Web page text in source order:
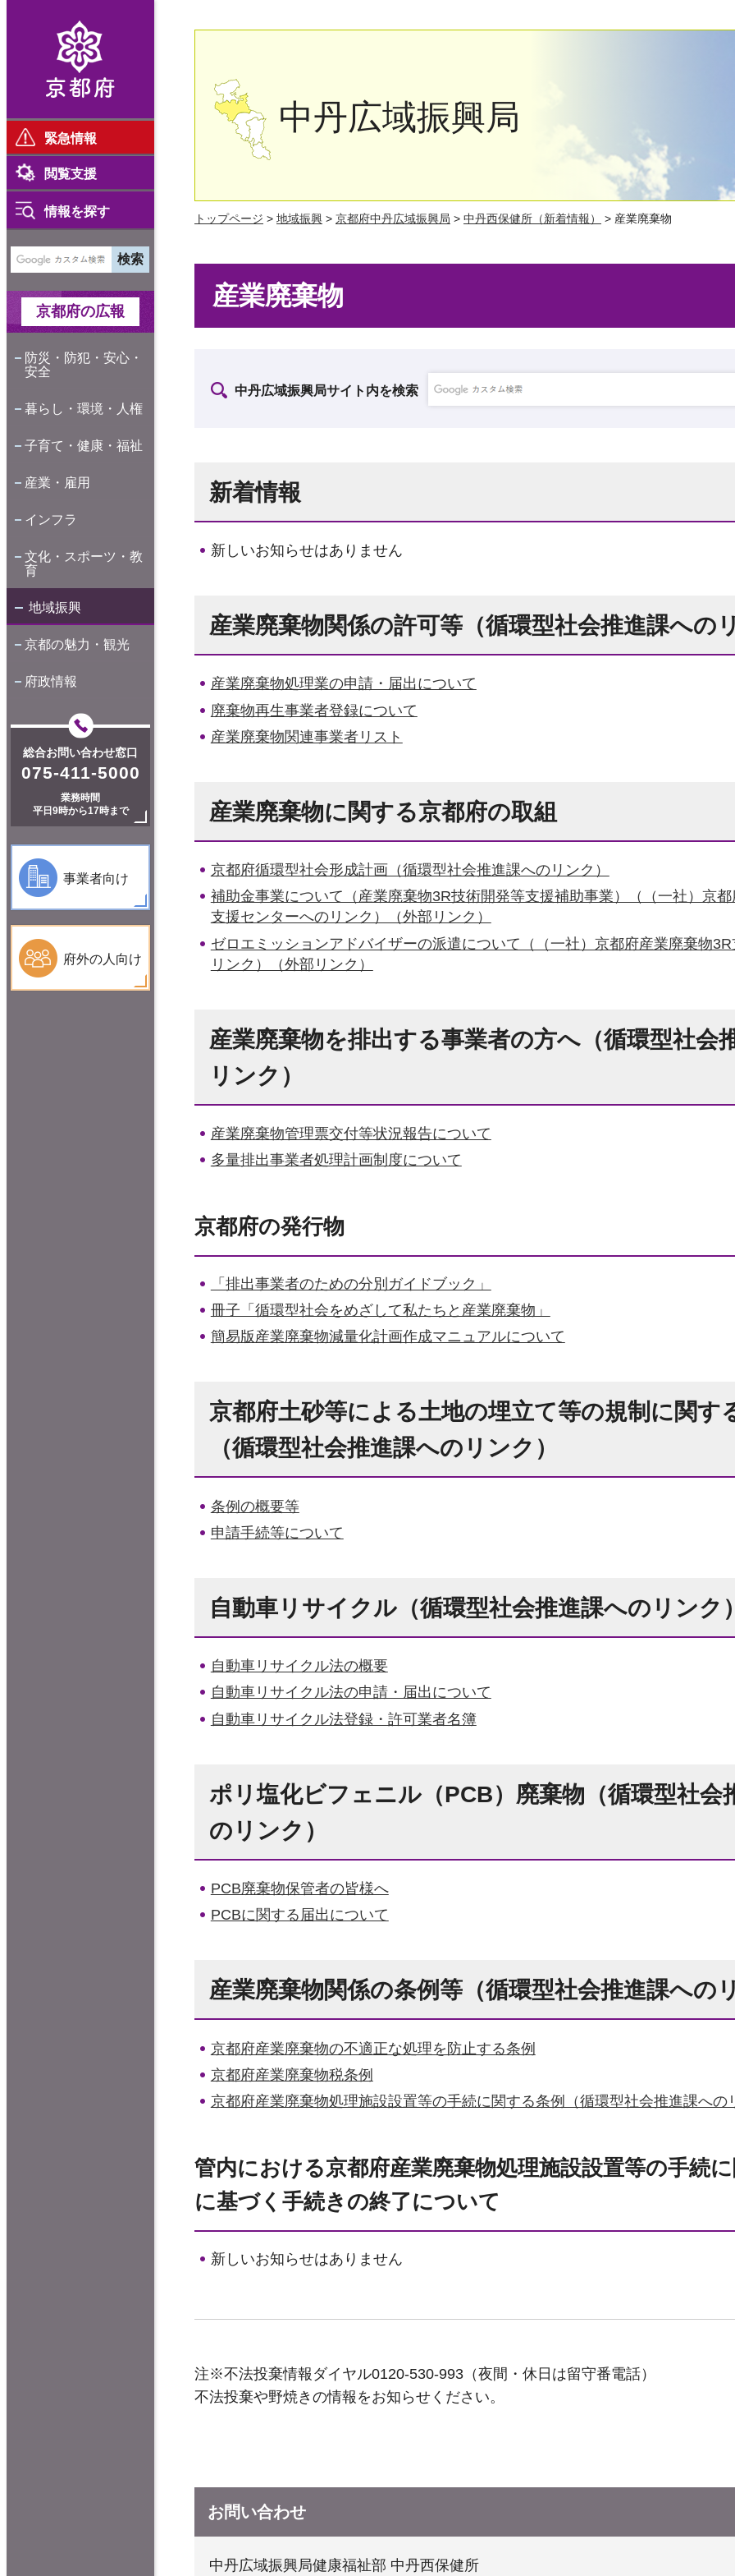
緊急情報
閲覧支援
情報を探す
京都府の広報
防災・防犯・安心・
安全
暮らし・環境・人権
子育て・健康・福祉
産業・雇用
インフラ
文化・スポーツ・教
育
地域振興
京都の魅力・観光
府政情報
総合お問い合わせ窓口
075-411-5000
業務時間
平日9時から17時まで
事業者向け
府外の人向け
中丹広域振興局
トップページ > 地域振興 > 京都府中丹広域振興局 > 中丹西保健所（新着情報）
> 産業廃棄物
産業廃棄物
中丹広域振興局サイト内を検索
新着情報
新しいお知らせはありません
産業廃棄物関係の許可等（循環型社会推進課への
産業廃棄物処理業の申請・届出について
廃棄物再生事業者登録について
産業廃棄物関連事業者リスト
産業廃棄物に関する京都府の取組
京都府循環型社会形成計画（循環型社会推進課へのリンク）
補助金事業について（産業廃棄物3R技術開発等支援補助事業）（（一社）京
支援センターへのリンク）（外部リンク）
ゼロエミッションアドバイザーの派遣について（（一社）京都府産業廃棄物
リンク）（外部リンク）
産業廃棄物を排出する事業者の方へ（循環型社会
リンク）
産業廃棄物管理票交付等状況報告について
多量排出事業者処理計画制度について
京都府の発行物
「排出事業者のための分別ガイドブック」
冊子「循環型社会をめざして私たちと産業廃棄物」
簡易版産業廃棄物減量化計画作成マニュアルについて
京都府土砂等による土地の埋立て等の規制に関す
（循環型社会推進課へのリンク）
条例の概要等
申請手続等について
自動車リサイクル（循環型社会推進課へのリンク）
自動車リサイクル法の概要
自動車リサイクル法の申請・届出について
自動車リサイクル法登録・許可業者名簿
ポリ塩化ビフェニル（PCB）廃棄物（循環型社会
のリンク）
PCB廃棄物保管者の皆様へ
PCBに関する届出について
産業廃棄物関係の条例等（循環型社会推進課への
京都府産業廃棄物の不適正な処理を防止する条例
京都府産業廃棄物税条例
京都府産業廃棄物処理施設設置等の手続に関する条例（循環型社会推進課への
管内における京都府産業廃棄物処理施設設置等の手続
に基づく手続きの終了について
新しいお知らせはありません
注※不法投棄情報ダイヤル0120-530-993 （夜間・休日は留守番電話）
不法投棄や野焼きの情報をお知らせください。
お問い合わせ
中丹広域振興局健康福祉部 中丹西保健所